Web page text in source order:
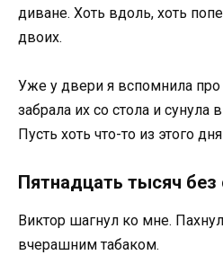
диване. Хоть вдоль, хоть
двоих.
Уже у двери я вспомнила про
забрала их со стола и сунула
Пусть хоть что-то из этого
Пятнадцать тысяч без
Виктор шагнул ко мне.
вчерашним табаком.